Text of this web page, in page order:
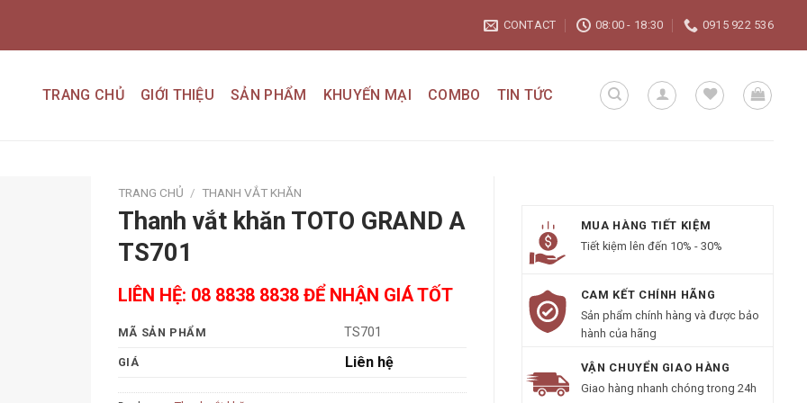
CONTACT 08:00 - 18:30 0915 922 536
TRANG CHỦ GIỚI THIỆU SẢN PHẨM KHUYẾN MẠI COMBO TIN TỨC
TRANG CHỦ / THANH VẮT KHĂN
Thanh vắt khăn TOTO GRAND A
TS701
LIÊN HỆ: 08 8838 8838 ĐỂ NHẬN GIÁ TỐT
MÃ SẢN PHẨM TS701
GIÁ Liên hệ
MUA HÀNG TIẾT KIỆM
Tiết kiệm lên đến 10% - 30%
CAM KẾT CHÍNH HÃNG
Sản phẩm chính hàng và được bảo
hành của hãng
VẬN CHUYỂN GIAO HÀNG
Giao hàng nhanh chóng trong 24h